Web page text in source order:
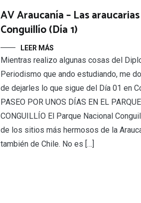
AV Araucanía – Las
Conguillío (Día 1)
LEER MÁS
Mientras realizo algunas cosas del
Periodismo que ando estudiando, me
de dejarles lo que sigue del Día 01 en
PASEO POR UNOS DÍAS EN EL
CONGUILLÍO El Parque Nacional
de los sitios más hermosos de la
también de Chile. No es […]